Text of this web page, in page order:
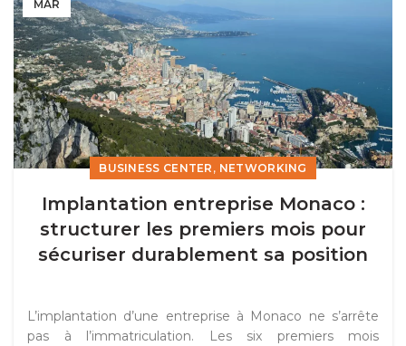
MAR
BUSINESS CENTER , NETWORKING
Implantation entreprise Monaco :
structurer les premiers mois pour
sécuriser durablement sa position
L’implantation d’une entreprise à Monaco ne s’arrête
pas à l’immatriculation. Les six premiers mois